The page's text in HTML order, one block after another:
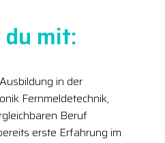
mit:
in der
Fernmeldetechnik,
Beruf
erste Erfahrung im